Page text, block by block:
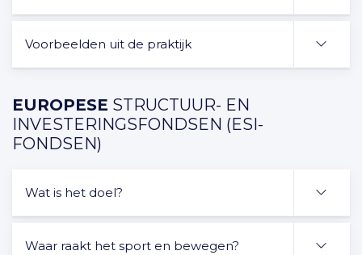
Voorbeelden uit de praktijk
EUROPESE STRUCTUUR- EN
INVESTERINGSFONDSEN (ESI-
FONDSEN)
Wat is het doel?
Waar raakt het sport en bewegen?